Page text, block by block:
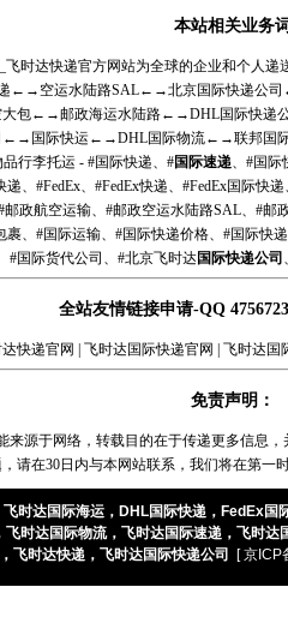
本站相关业务
时达快递官方网站为全球的企业和个人递
←→ 空运水陆路SAL←→北京国际快递公司
包←→邮政海运水陆路←→DHL国际快递
←→ 国际快运←→DHL国际物流←→联邦国
品行李托运 - #国际快递、#国际速递、#国际
、#FedEx、#FedEx快递、#FedEx国际快
政航空运输、#邮政空运水陆路SAL、#
、#国际运输、#国际快递价格、#国际快
#国际货代公司、#北京飞时达国际快递公司
全站友情链接申请-QQ
快递官网 飞时达国际快递官网 飞时达国
免责声明：
来源于网络，转载目的在于传递更多信息
请在30日内与本网站联系，我们将在第一
飞时达国际海运 ， DHL国际快递 ， FedEx国
飞时达国际物流， 飞时达国际速递 ， 飞时达
飞时达快递， 飞时达国际快递公司 [ 京ICP